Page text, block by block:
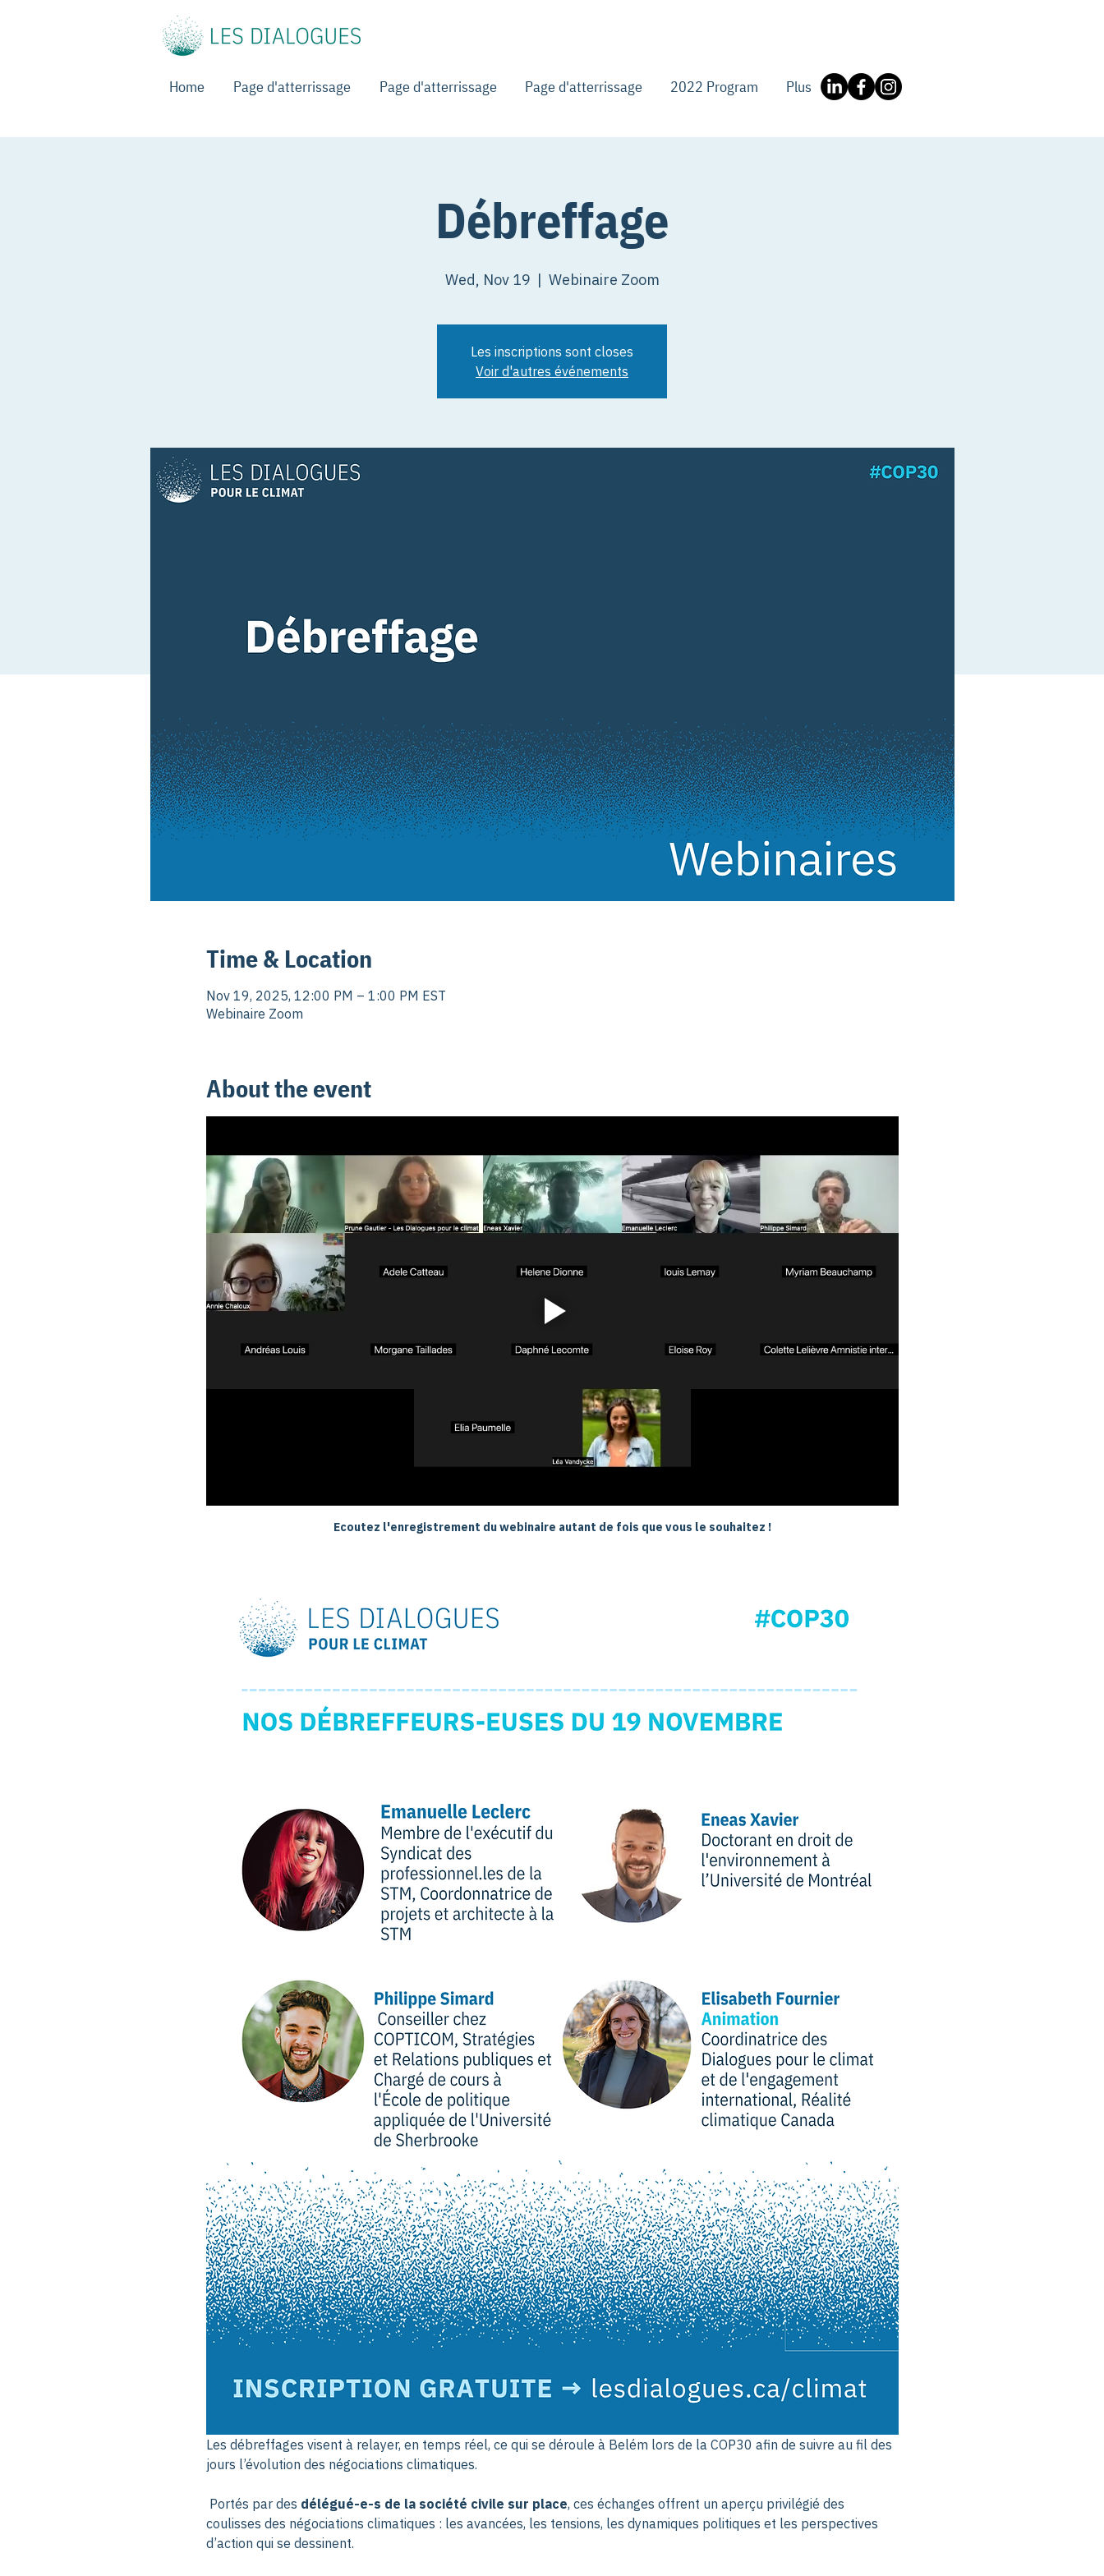
Home Page d'atterrissage Page d'atterrissage Page d'atterrissage 2022 Program Plus
Débreffage
Wed, Nov 19
  |
Webinaire Zoom
Les inscriptions sont closes
Voir d'autres événements
Time & Location
Nov 19, 2025, 12:00 PM – 1:00 PM EST
Webinaire Zoom
About the event
Ecoutez l'enregistrement du webinaire autant de fois que vous le souhaitez !
Les débreffages visent à relayer, en temps réel, ce qui se déroule à Belém lors de la COP30 afin de suivre au fil des
jours l’évolution des négociations climatiques.
Portés par des délégué-e-s de la société civile sur place, ces échanges offrent un aperçu privilégié des
coulisses des négociations climatiques : les avancées, les tensions, les dynamiques politiques et les perspectives
d’action qui se dessinent.